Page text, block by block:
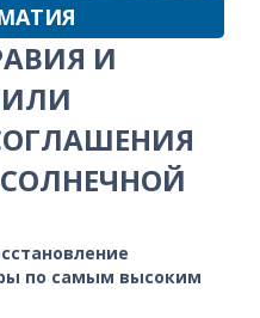
И
по самым высоким